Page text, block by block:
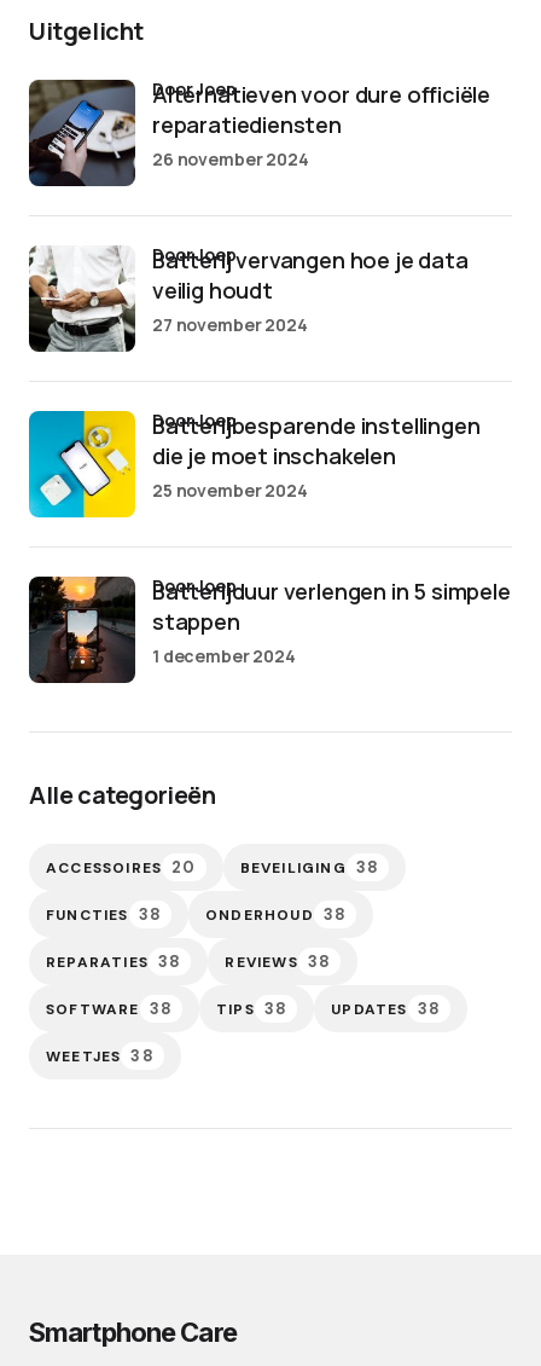
Uitgelicht
Alternatieven voor dure officiële
reparatiediensten
door Joep
26 november 2024
Batterij vervangen hoe je data
veilig houdt
door Joep
27 november 2024
Batterijbesparende instellingen
die je moet inschakelen
door Joep
25 november 2024
Batterijduur verlengen in 5 simpele
stappen
door Joep
1 december 2024
Alle categorieën
ACCESSOIRES 20 BEVEILIGING 38
FUNCTIES 38 ONDERHOUD 38
REPARATIES 38 REVIEWS 38
SOFTWARE 38 TIPS 38 UPDATES 38
WEETJES 38
Smartphone Care